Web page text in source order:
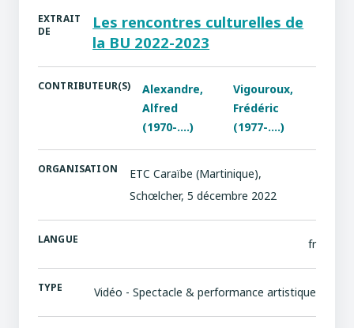
EXTRAIT
DE
Les rencontres culturelles de
la BU 2022-2023
CONTRIBUTEUR(S)
Alexandre,
Alfred
(1970-....)
Vigouroux,
Frédéric
(1977-....)
ORGANISATION
ETC Caraïbe (Martinique),
Schœlcher, 5 décembre 2022
LANGUE fr
TYPE Vidéo - Spectacle & performance artistique